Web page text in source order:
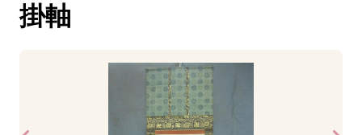
掛軸